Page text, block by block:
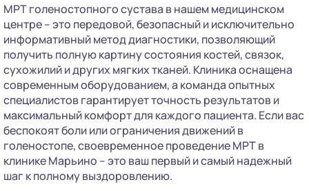
МРТ голеностопного сустава в нашем медицинском
центре – это передовой, безопасный и исключительно
информативный метод диагностики, позволяющий
получить полную картину состояния костей, связок,
сухожилий и других мягких тканей. Клиника оснащена
современным оборудованием, а команда опытных
специалистов гарантирует точность результатов и
максимальный комфорт для каждого пациента. Если вас
беспокоят боли или ограничения движений в
голеностопе, своевременное проведение МРТ в
клинике Марьино – это ваш первый и самый надежный
шаг к полному выздоровлению.